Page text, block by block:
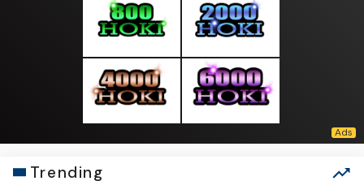
Trending